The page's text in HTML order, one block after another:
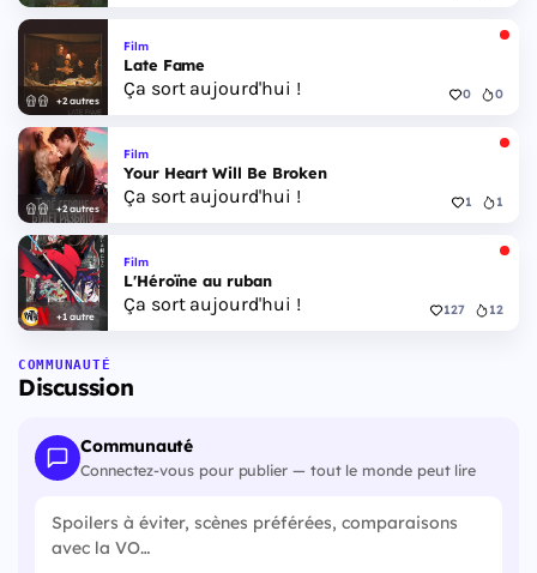
+2 autres
Film
Late Fame
Ça sort aujourd'hui ! 0 0
+2 autres
Film
Your Heart Will Be Broken
Ça sort aujourd'hui ! 1 1
+1 autre
Film
L'Héroïne au ruban
Ça sort aujourd'hui ! 127 12
COMMUNAUTÉ
Discussion
Communauté
Connectez-vous pour publier — tout le monde peut lire